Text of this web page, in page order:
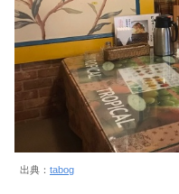
出典： tabog